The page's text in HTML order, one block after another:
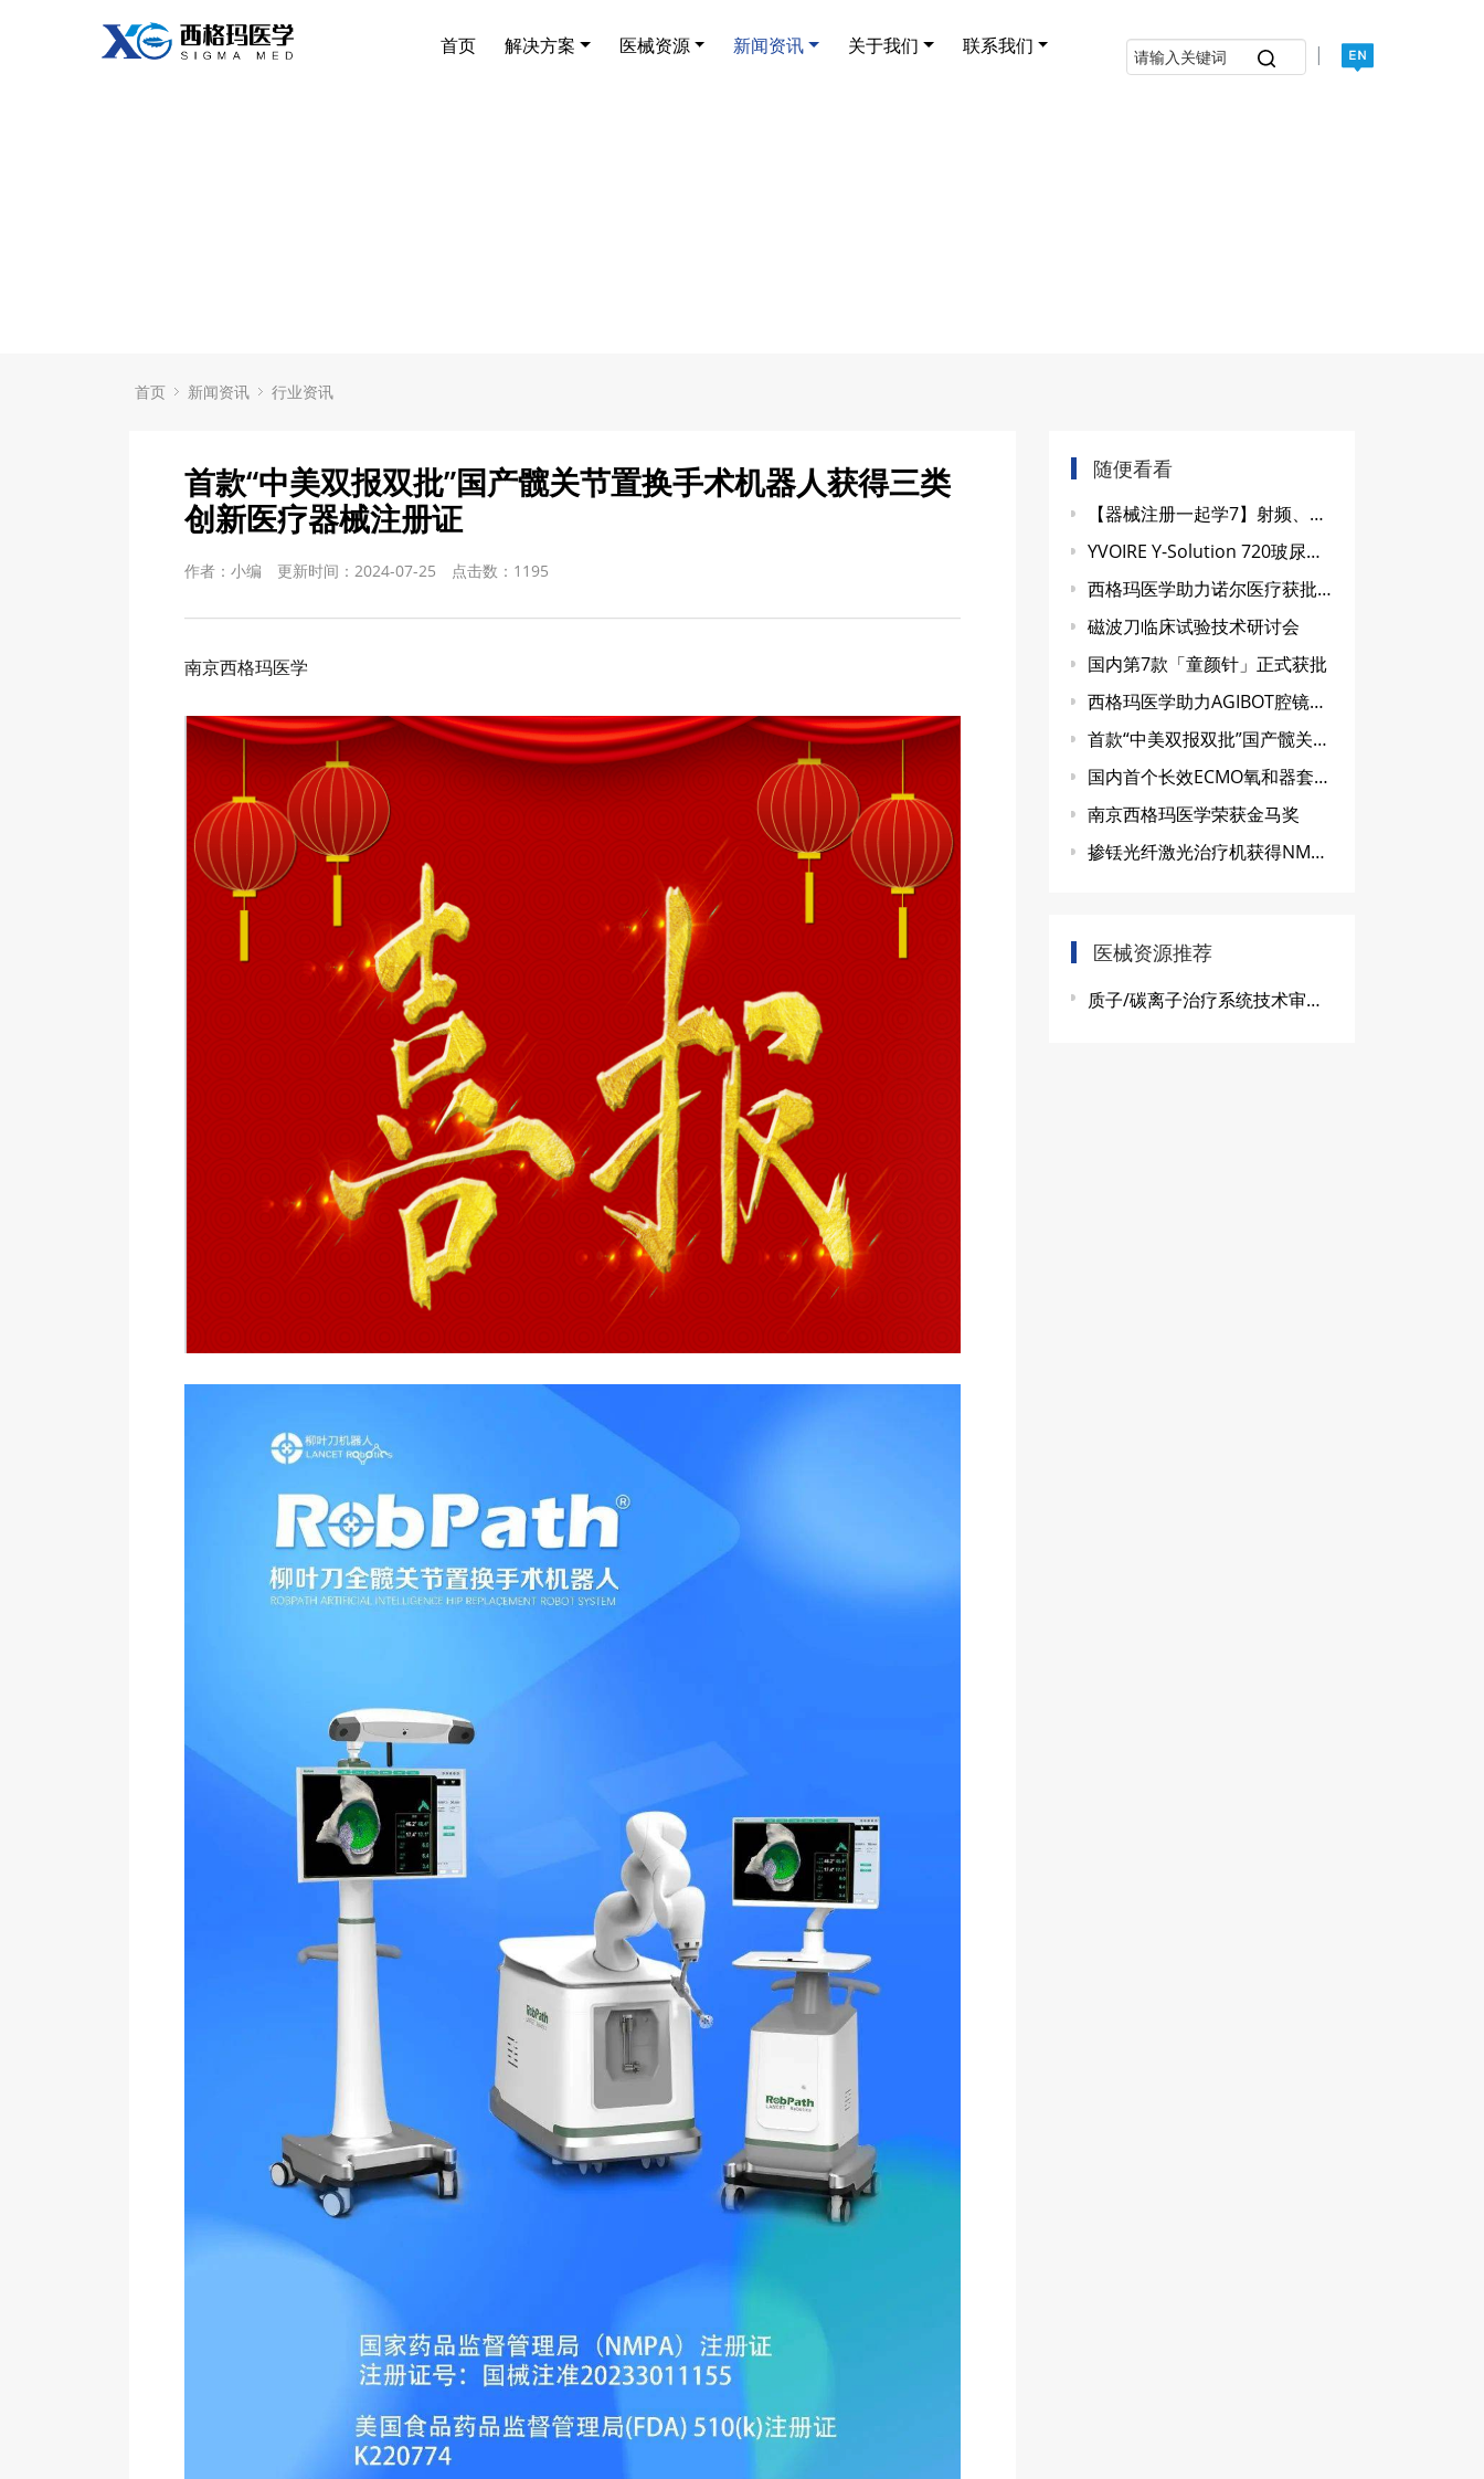
首页 解决方案 医械资源 新闻资讯 关于我们 联系我们 |
首页 新闻资讯 行业资讯
首款“中美双报双批”国产髋关节置换手术机器人获得三类
创新医疗器械注册证
作者：小编 更新时间：2024-07-25 点击数： 1195
南京西格玛医学
随便看看
【器械注册一起学7】射频、微波消融设备
YVOIRE Y-Solution 720玻尿酸获批
西格玛医学助力诺尔医疗获批NMPA三类证书
磁波刀临床试验技术研讨会
国内第7款「童颜针」正式获批
西格玛医学助力AGIBOT腔镜手术机器人获得III类医疗器械注册证
首款“中美双报双批”国产髋关节置换手术机器人获得三类创新医疗器械注册证
国内首个长效ECMO氧和器套包获NMPA批准上市
南京西格玛医学荣获金马奖
掺铥光纤激光治疗机获得NMPA注册证
医械资源推荐
质子/碳离子治疗系统技术审查指导原则